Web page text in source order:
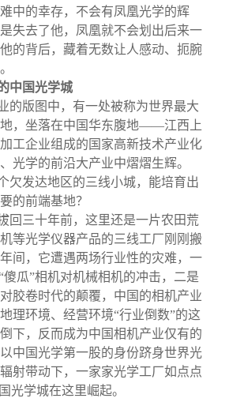
终身学习
三创大赛
实用信息
总会
会长致辞
总会章程
理事会名单
制度法规
联系我们
中的幸存，不会有凤凰光学的辉
失去了他，凤凰就不会划出后来一
的背后，藏着无数让人感动、扼腕
中国光学城
的版图中，有一处被称为世界最大
，坐落在中国华东腹地——江西上
工企业组成的国家高新技术产业化
光学的前沿大产业中熠熠生辉。
欠发达地区的三线小城，能培育出
的前端基地？
回三十年前，这里还是一片农田荒
等光学仪器产品的三线工厂刚刚搬
间，它遭遇两场行业性的灾难，一
傻瓜”相机对机械相机的冲击，二是
胶卷时代的颠覆，中国的相机产业
理环境、经营环境“行业倒数”的这
下，反而成为中国相机产业仅有的
中国光学第一股的身份跻身世界光
射带动下，一家家光学工厂如点点
光学城在这里崛起。